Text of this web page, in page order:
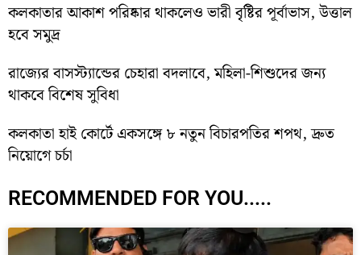
কলকাতার আকাশ পরিষ্কার থাকলেও ভারী বৃষ্টির পূর্বাভাস, উত্তাল
হবে সমুদ্র
রাজ্যের বাসস্ট্যান্ডের চেহারা বদলাবে, মহিলা-শিশুদের জন্য
থাকবে বিশেষ সুবিধা
কলকাতা হাই কোর্টে একসঙ্গে ৮ নতুন বিচারপতির শপথ, দ্রুত
নিয়োগে চর্চা
RECOMMENDED FOR YOU.....